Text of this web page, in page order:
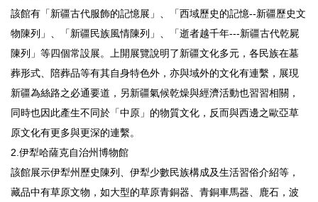
該館有「新疆古代服飾的記憶展」、「西域歷史的記憶--新疆歷史文
物陳列」、「新疆民族風情陳列」、「逝者越千年---新疆古代乾屍
陳列」等四個常設展。上開展覽說明了新疆文化多元，各民族在墓
葬形式、陪葬品等有其自身特色外，亦與域外的文化有連繫，展現
新疆為絲路之必通要道，另新疆氣候乾燥與經濟活動也習習相關，
同時也因此產生不同於「中原」的物質文化，反而與西邊之歐亞草
原文化有更多與更深的連繫。
2.伊犁哈薩克自治州博物館
該館展示伊犁州歷史陳列、伊犁少數民族構成及生活習俗介紹等，
藏品中有草原文物，如大型的草原青銅器、青銅車馬器、鹿石，波